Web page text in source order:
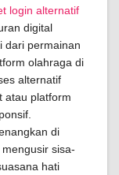
login alternatif
digital
dari permainan
olahraga di
alternatif
atau platform
di
sisa-
hati